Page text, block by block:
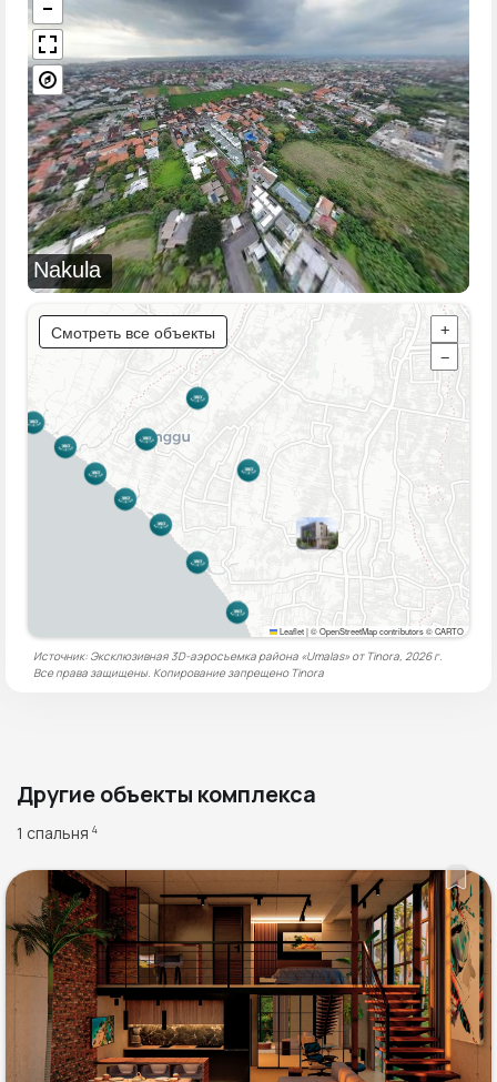
Nakula
Смотреть все объекты
+
−
Leaflet|© OpenStreetMap contributors © CARTO
Источник: Эксклюзивная 3D-аэросъемка района «Umalas» от Tinora, 2026 г.
Все права защищены. Копирование запрещено Tinora
Другие объекты комплекса
1 спальня 4